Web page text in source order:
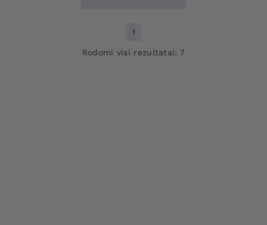
1
Rodomi visi rezultatai: 7